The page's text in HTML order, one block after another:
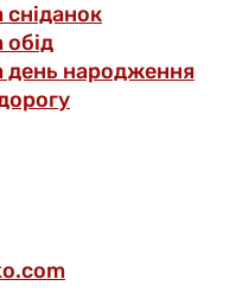
день народження